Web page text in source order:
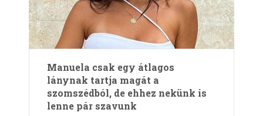
Manuela csak egy átlagos
lánynak tartja magát a
szomszédból, de ehhez nekünk is
lenne pár szavunk